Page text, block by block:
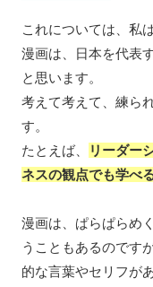
これについては、私
漫画は、日本を代表
と思います。
考えて考えて、練ら
す。
たとえば、
リーダー
ネスの観点でも学べ
漫画は、ぱらぱらめ
うこともあるのです
的な言葉やセリフが